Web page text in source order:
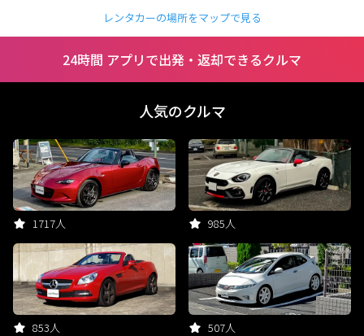
レンタカーの場所をマップで見る
24時間 アプリで出発・返却できるクルマ
人気のクルマ
1717人 985人
853人 507人